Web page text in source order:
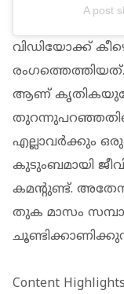
A post
വിഡിയോക്ക്
രംഗത്തെത്തിയത്.
ആണ്
എല്ലാവര്‍ക്കും
കുടുംബമായി
കമന്റുണ്ട്.
തുക മാസം
Content